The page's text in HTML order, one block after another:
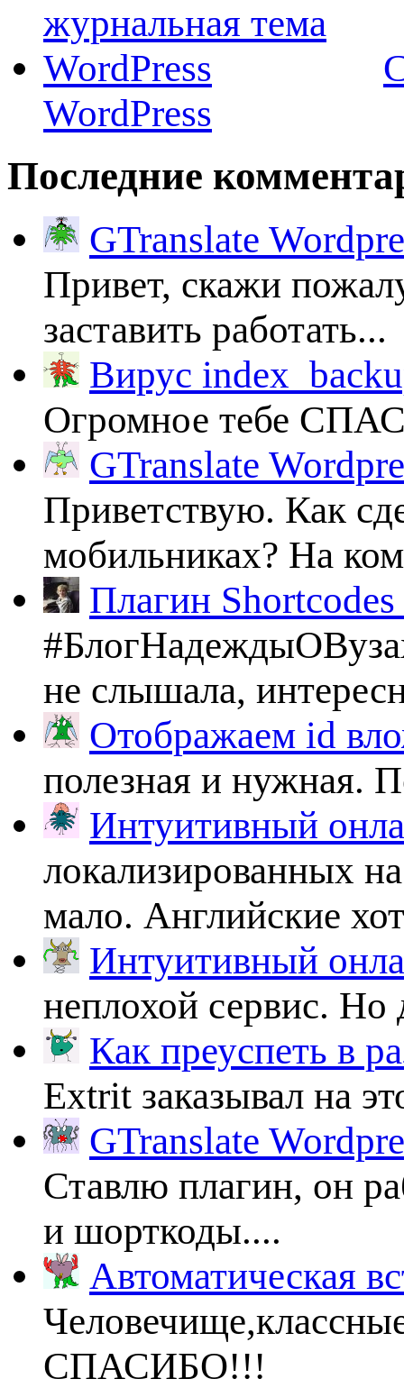
WordPress
Последние
GTranslate
Привет, скажи
заставить работать...
Вирус
Огромное тебе
GTranslate
Приветствую. Как
мобильниках? На
Плагин
не слышала,
Отображаем id
полезная и нужная.
Интуитивный
локализированных
мало. Английские
Интуитивный
неплохой сервис.
Как преуспеть в
Extrit заказывал на
GTranslate
Ставлю плагин, он
и шорткоды....
Автоматическая
СПАСИБО!!!